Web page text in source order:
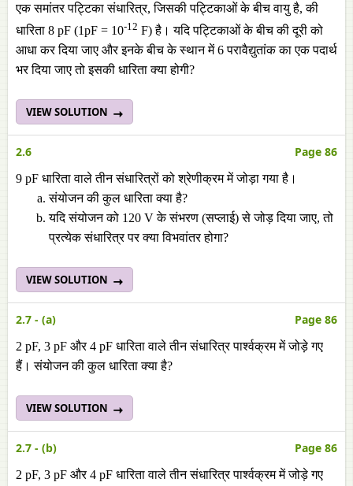
एक समांतर पट्टिका संधारित्र, जिसकी पट्टिकाओं के बीच वायु है, की
धारिता 8 pF (1pF = 10-12 F) है। यदि पट्टिकाओं के बीच की दूरी को
आधा कर दिया जाए और इनके बीच के स्थान में 6 परावैद्युतांक का एक पदार्थ
भर दिया जाए तो इसकी धारिता क्या होगी?
VIEW SOLUTION
2.6 Page 86
9 pF धारिता वाले तीन संधारित्रों को श्रेणीक्रम में जोड़ा गया है।
संयोजन की कुल धारिता क्या है?
यदि संयोजन को 120 V के संभरण (सप्लाई) से जोड़ दिया जाए, तो
प्रत्येक संधारित्र पर क्या विभवांतर होगा?
VIEW SOLUTION
2.7 - (a) Page 86
2 pF, 3 pF और 4 pF धारिता वाले तीन संधारित्र पार्श्वक्रम में जोड़े गए
हैं। संयोजन की कुल धारिता क्या है?
VIEW SOLUTION
2.7 - (b) Page 86
2 pF, 3 pF और 4 pF धारिता वाले तीन संधारित्र पार्श्वक्रम में जोड़े गए